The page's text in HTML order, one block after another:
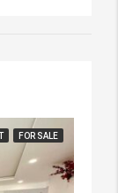
FOR SALE